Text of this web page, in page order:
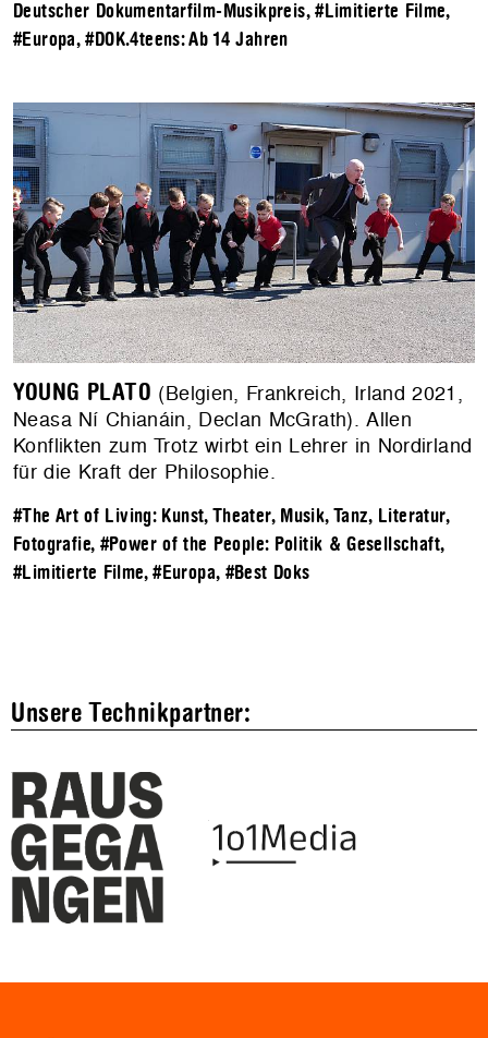
Deutscher Dokumentarfilm-Musikpreis,#Limitierte Filme,
#Europa,#DOK.4teens: Ab 14 Jahren
YOUNG PLATO (Belgien, Frankreich, Irland 2021,
Neasa Ní Chianáin, Declan McGrath). Allen
Konflikten zum Trotz wirbt ein Lehrer in Nordirland
für die Kraft der Philosophie.
#The Art of Living: Kunst, Theater, Musik, Tanz, Literatur,
Fotografie, #Power of the People: Politik & Gesellschaft,
#Limitierte Filme,#Europa, #Best Doks
Unsere Technikpartner: